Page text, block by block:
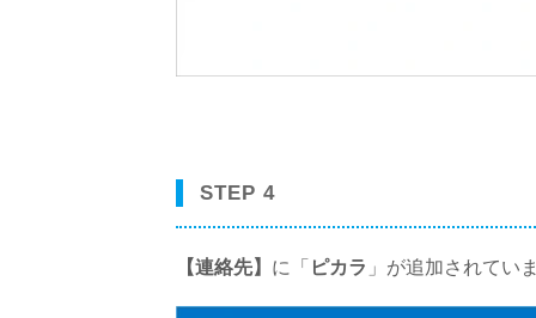
STEP 4
【連絡先】 に「 ピカラ 」が追加されてい